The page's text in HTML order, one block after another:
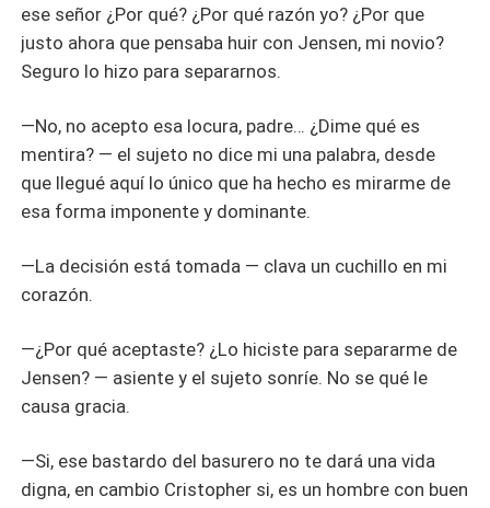
ese señor ¿Por qué? ¿Por qué razón yo? ¿Por que
justo ahora que pensaba huir con Jensen, mi novio?
Seguro lo hizo para separarnos.
—No, no acepto esa locura, padre… ¿Dime qué es
mentira? — el sujeto no dice mi una palabra, desde
que llegué aquí lo único que ha hecho es mirarme de
esa forma imponente y dominante.
—La decisión está tomada — clava un cuchillo en mi
corazón.
—¿Por qué aceptaste? ¿Lo hiciste para separarme de
Jensen? — asiente y el sujeto sonríe. No se qué le
causa gracia.
—Si, ese bastardo del basurero no te dará una vida
digna, en cambio Cristopher si, es un hombre con buen